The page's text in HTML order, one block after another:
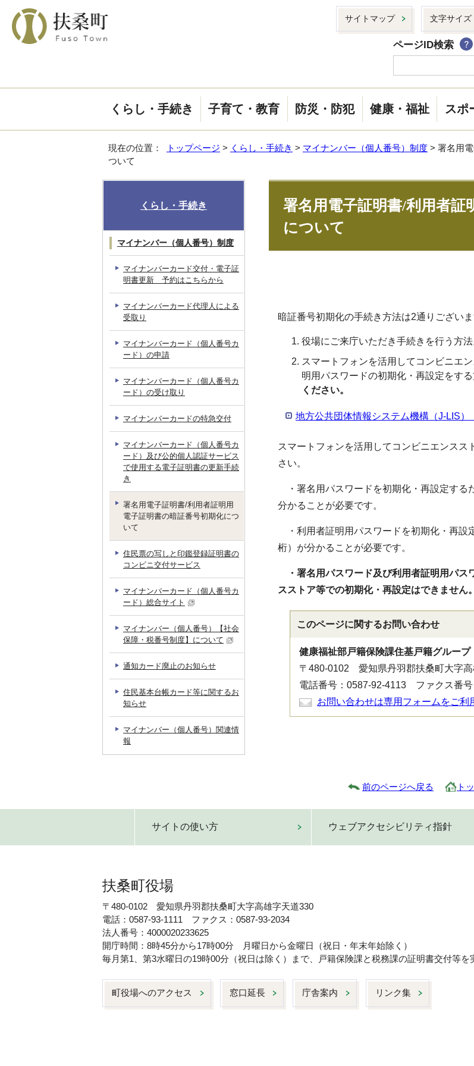
サイトマップ 文字サイズ
ページID検索
くらし・手続き 子育て・教育 防災・防犯 健康・福祉 スポ
現在の位置： トップページ > くらし・手続き > マイナンバー（個人番号）制度 > 署名用
ついて
署名用電子証明書/利用者証
について
暗証番号初期化の手続き方法は2通りございま
役場にご来庁いただき手続きを行う方法
スマートフォンを活用してコンビニエ
明用パスワードの初期化・再設定をする
ください。
地方公共団体情報システム機構（J-LIS
スマートフォンを活用してコンビニエンス
さい。
・署名用パスワードを初期化・再設定する
分かることが必要です。
・利用者証明用パスワードを初期化・再設
桁）が分かることが必要です。
・署名用パスワード及び利用者証明用パ
スストア等での初期化・再設定はできません
このページに関するお問い合わせ
健康福祉部戸籍保険課住基戸籍グループ
〒480-0102 愛知県丹羽郡扶桑町大字
電話番号：0587-92-4113 ファクス番
お問い合わせは専用フォームをご利
くらし・手続き
マイナンバー（個人番号）制度
マイナンバーカード交付・電子証
明書更新 予約はこちらから
マイナンバーカード代理人による
受取り
マイナンバーカード（個人番号カ
ード）の申請
マイナンバーカード（個人番号カ
ード）の受け取り
マイナンバーカードの特急交付
マイナンバーカード（個人番号カ
ード）及び公的個人認証サービス
で使用する電子証明書の更新手続
き
署名用電子証明書/利用者証明用
電子証明書の暗証番号初期化につ
いて
住民票の写しと印鑑登録証明書の
コンビニ交付サービス
マイナンバーカード（個人番号カ
ード）総合サイト
マイナンバー（個人番号）【社会
保障・税番号制度】について
通知カード廃止のお知らせ
住民基本台帳カード等に関するお
知らせ
マイナンバー（個人番号）関連情
報
前のページへ戻る ト
サイトの使い方 ウェブアクセシビリティ指針
扶桑町役場
〒480-0102 愛知県丹羽郡扶桑町大字高雄字天道330
電話：0587-93-1111 ファクス：0587-93-2034
法人番号：4000020233625
開庁時間：8時45分から17時00分 月曜日から金曜日（祝日・年末年始除く）
毎月第1、第3水曜日の19時00分（祝日は除く）まで、戸籍保険課と税務課の証明書交付等を
町役場へのアクセス 窓口延長 庁舎案内 リンク集